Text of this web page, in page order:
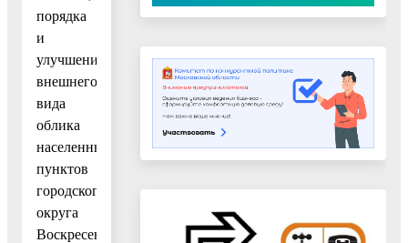
порядка
и
улучшения
внешнего
вида
облика
населенных
пунктов
городского
округа
Воскресенск: